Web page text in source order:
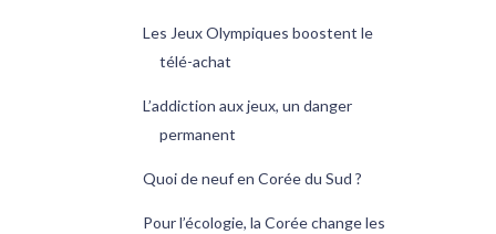
Les Jeux Olympiques boostent le
télé-achat
L’addiction aux jeux, un danger
permanent
Quoi de neuf en Corée du Sud ?
Pour l’écologie, la Corée change les